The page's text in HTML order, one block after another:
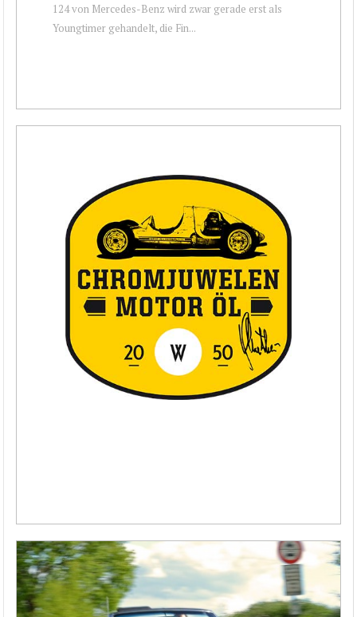
124 von Mercedes-Benz wird zwar gerade erst als
Youngtimer gehandelt, die Fin...